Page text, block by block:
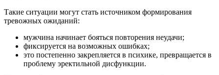
Такие ситуации могут стать источником формирования
тревожных ожиданий:
мужчина начинает бояться повторения неудачи;
фиксируется на возможных ошибках;
это постепенно закрепляется в психике, превращается в
проблему эректильной дисфункции.